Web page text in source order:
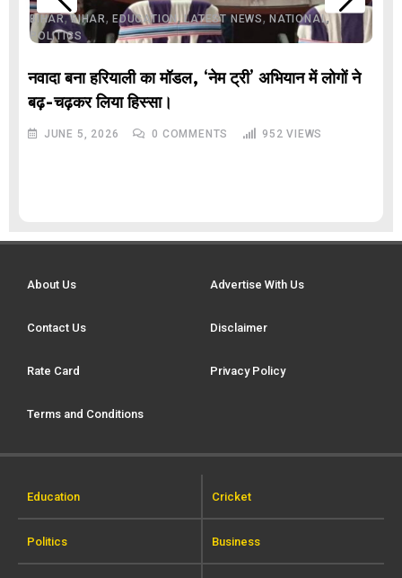
BIHAR,BIHAR, EDUCATION,LATEST NEWS,NATIONAL,
POLITICS
नवादा बना हरियाली का मॉडल, ‘नेम ट्री’ अभियान में लोगों ने
बढ़-चढ़कर लिया हिस्सा।
JUNE 5, 2026 0 COMMENTS 952 VIEWS
About Us Advertise With Us
Contact Us Disclaimer
Rate Card Privacy Policy
Terms and Conditions
Education Cricket
Politics Business